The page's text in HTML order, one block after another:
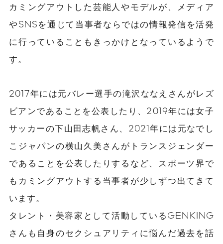
カミングアウトした芸能人やモデルが、メディア
やSNSを通じて当事者ならではの情報発信を活発
に行っていることもきっかけとなっているようで
す。
2017年には元バレー選手の滝沢ななえさんがレズ
ビアンであることを公表したり、2019年には女子
サッカーの下山田志帆さん、2021年には元なでし
こジャパンの横山久美さんがトランスジェンダー
であることを公表したりするなど、スポーツ界で
もカミングアウトする当事者が少しずつ出てきて
います。
タレント・美容家として活動しているGENKING
さんも自身のセクシュアリティに悩んだ過去を話